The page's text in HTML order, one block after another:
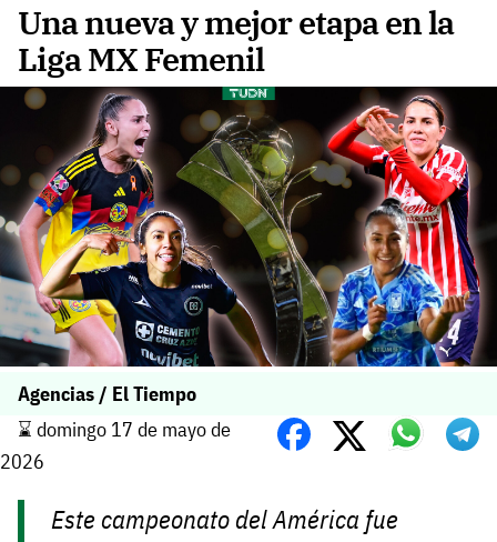
Una nueva y mejor etapa en la
Liga MX Femenil
Agencias / El Tiempo
⌛️ domingo 17 de mayo de
2026
Este campeonato del América fue